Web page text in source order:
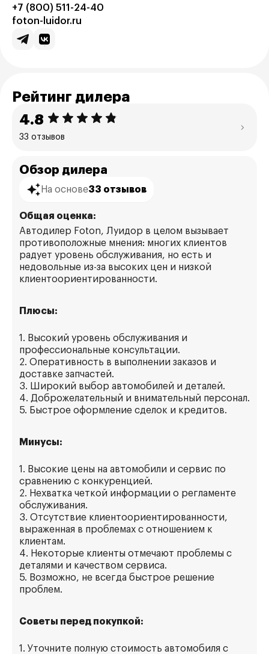
+7 (800) 511-24-40
foton-luidor.ru
Рейтинг дилера
4.8
33 отзывов
Обзор дилера
На основе33 отзывов
Общая оценка:
Автодилер Foton, Луидор в целом вызывает
противоположные мнения: многих клиентов
радует уровень обслуживания, но есть и
недовольные из-за высоких цен и низкой
клиентоориентированности.
Плюсы:
1. Высокий уровень обслуживания и
профессиональные консультации.
2. Оперативность в выполнении заказов и
доставке запчастей.
3. Широкий выбор автомобилей и деталей.
4. Доброжелательный и внимательный персонал.
5. Быстрое оформление сделок и кредитов.
Минусы:
1. Высокие цены на автомобили и сервис по
сравнению с конкуренцией.
2. Нехватка четкой информации о регламенте
обслуживания.
3. Отсутствие клиентоориентированности,
выраженная в проблемах с отношением к
клиентам.
4. Некоторые клиенты отмечают проблемы с
деталями и качеством сервиса.
5. Возможно, не всегда быстрое решение
проблем.
Советы перед покупкой:
1. Уточните полную стоимость автомобиля с